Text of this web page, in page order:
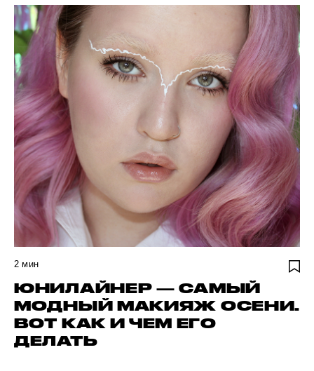
2 мин
ЮНИЛАЙНЕР — САМЫЙ
МОДНЫЙ МАКИЯЖ ОСЕНИ.
ВОТ КАК И ЧЕМ ЕГО
ДЕЛАТЬ